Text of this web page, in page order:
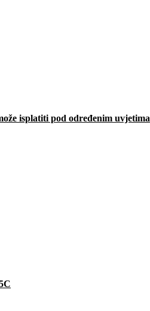
isplatiti pod određenim uvjetima